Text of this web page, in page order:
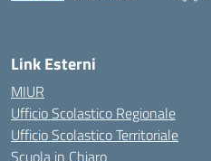
Link Esterni
MIUR
Ufficio Scolastico Regionale
Ufficio Scolastico Territoriale
Scuola in Chiaro